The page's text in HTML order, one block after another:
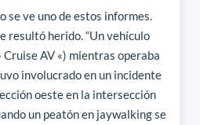
se ve uno de estos informes.
resultó herido. “Un vehículo
AV «) mientras operaba
involucrado en un incidente
oeste en la intersección
un peatón en jaywalking se